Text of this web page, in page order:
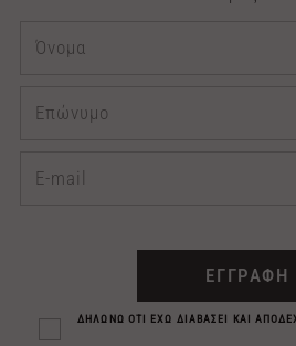
ΕΓΓΡΑΦΗ
ΔΗΛΩΝΩ ΟΤΙ ΕΧΩ ΔΙΑΒΑΣΕΙ ΚΑΙ